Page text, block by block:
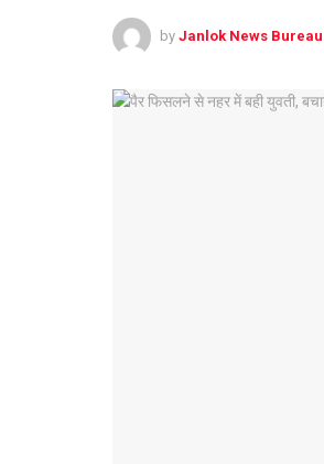
by Janlok News Bureau